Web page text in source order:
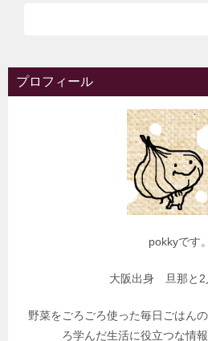
プロフィール
pokkyです。
大阪出身 旦那と2
野菜をごろごろ使った毎日ごはん
ろ学んだ生活に役立つな情